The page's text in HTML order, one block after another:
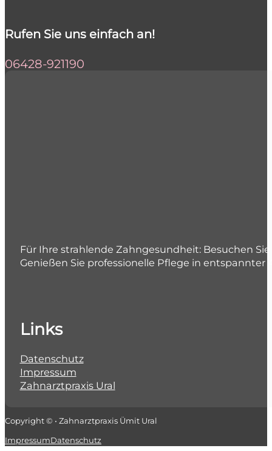
Rufen Sie uns einfach an!
06428-921190
Für Ihre strahlende Zahngesundheit: Besuchen
Genießen Sie professionelle Pflege in entspannter
Links
Datenschutz
Impressum
Zahnarztpraxis Ural
Copyright © • Zahnarztpraxis Ümit Ural
ImpressumDatenschutz